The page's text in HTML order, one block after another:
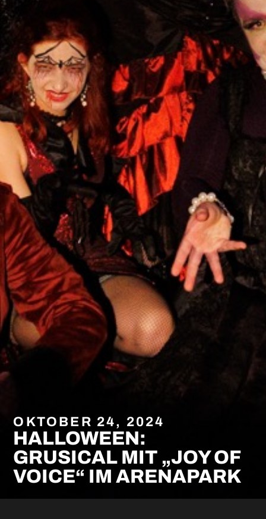
OKTOBER 24, 2024
HALLOWEEN:
GRUSICAL MIT „JOY OF
VOICE“ IM ARENAPARK